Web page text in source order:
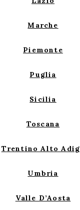
Marche
Piemonte
Puglia
Sicilia
Toscana
Trentino Alto
Umbria
Valle D’Aosta